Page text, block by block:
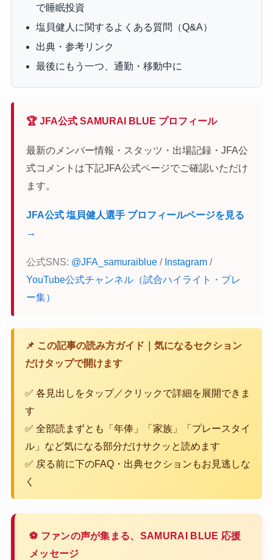
で睡眠投資
塩貝健人に関するよくある質問（Q&A）
出典・参考リンク
最後にもう一つ、通勤・移動中に
🏆 JFA公式 SAMURAI BLUE プロフィール
最新のメンバー情報・スタッツ・出場記録・JFA公
式コメントは下記JFA公式ページでご確認いただけ
ます。
JFA公式 塩貝健人選手 プロフィールページを見る
→
公式SNS: @JFA_samuraiblue/ Instagram/
YouTube公式チャンネル（試合ハイライト・プレ
ー集）
📌 この記事の読み方ガイド｜気になるセクション
だけタップで開けます
✅ 各見出しをタップ／クリックで詳細を展開できま
す
✅ 全部読まずとも「年俸」「家族」「プレースタイ
ル」など気になる部分だけサクッと読めます
✅ 戻る前に下のFAQ・出典セクションもお見逃しな
く
⚽ ファンの声が集まる、SAMURAI BLUE 応援
メッセージ